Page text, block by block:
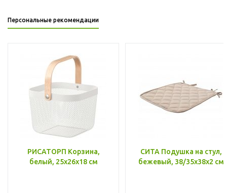
Персональные рекомендации
РИСАТОРП Корзина,
белый, 25x26x18 см
СИТА Подушка на стул,
бежевый, 38/35x38x2 см